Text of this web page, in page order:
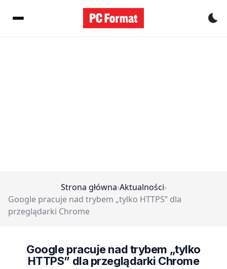
Strona główna›Aktualności›
Google pracuje nad trybem „tylko HTTPS” dla
przeglądarki Chrome
Google pracuje nad trybem „tylko
HTTPS” dla przeglądarki Chrome